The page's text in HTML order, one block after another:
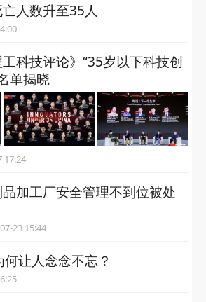
人数升至35人
14:00
科技评论》“35岁以下科技创
单揭晓
27 17:24
加工厂安全管理不到位被处
网 2026-07-23 15:44
让人念念不忘？
16:25